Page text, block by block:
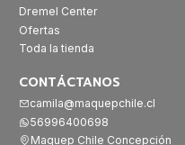
Dremel Center
Ofertas
Toda la tienda
CONTÁCTANOS
camila@maquepchile.cl
56996400698
Maquep Chile Concepción